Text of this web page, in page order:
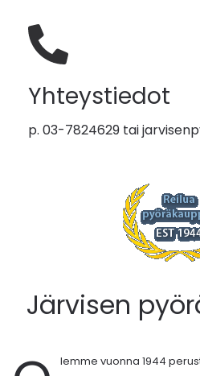
Yhteystiedot
p. 03-7824629 tai
Järvisen
lemme vuonna 1944